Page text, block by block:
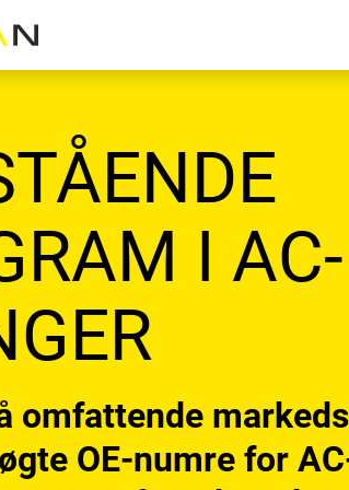
I AC-
omfattende
OE-numre for